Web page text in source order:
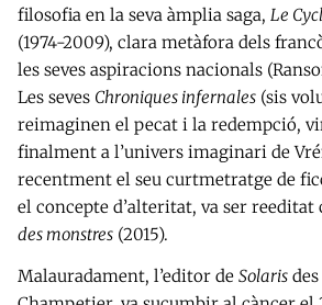
filosofia en la seva àmplia saga, Le
(1974-2009), clara metàfora dels
les seves aspiracions nacionals
Les seves Chroniques infernales (sis
reimaginen el pecat i la redempció,
finalment a l’univers imaginari de
recentment el seu curtmetratge de
el concepte d’alteritat, va ser reeditat
des monstres (2015).
Malauradament, l’editor de Solaris